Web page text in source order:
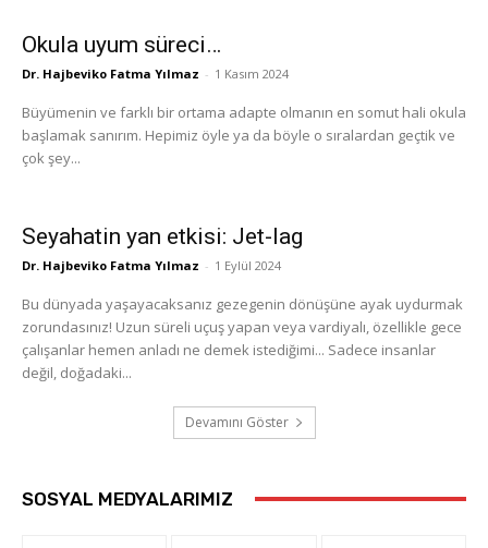
Okula uyum süreci…
Dr. Hajbeviko Fatma Yılmaz - 1 Kasım 2024
Büyümenin ve farklı bir ortama adapte olmanın en somut hali okula
başlamak sanırım. Hepimiz öyle ya da böyle o sıralardan geçtik ve
çok şey...
Seyahatin yan etkisi: Jet-lag
Dr. Hajbeviko Fatma Yılmaz - 1 Eylül 2024
Bu dünyada yaşayacaksanız gezegenin dönüşüne ayak uydurmak
zorundasınız! Uzun süreli uçuş yapan veya vardiyalı, özellikle gece
çalışanlar hemen anladı ne demek istediğimi... Sadece insanlar
değil, doğadaki...
Devamını Göster
SOSYAL MEDYALARIMIZ